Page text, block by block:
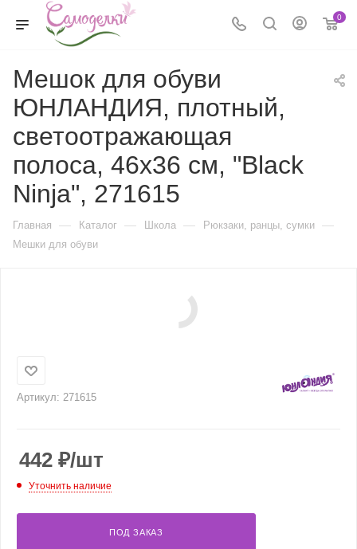
0
Мешок для обуви
ЮНЛАНДИЯ, плотный,
светоотражающая
полоса, 46х36 см, "Black
Ninja", 271615
Главная — Каталог — Школа — Рюкзаки, ранцы, сумки —
Мешки для обуви
Артикул: 271615
442 ₽/шт
Уточнить наличие
ПОД ЗАКАЗ